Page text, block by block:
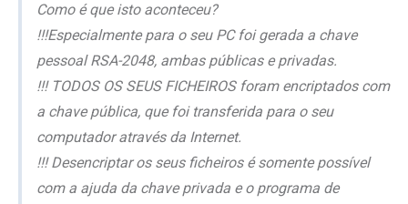
Como é que isto aconteceu?
!!!Especialmente para o seu PC foi gerada a chave
pessoal RSA-2048, ambas públicas e privadas.
!!! TODOS OS SEUS FICHEIROS foram encriptados com
a chave pública, que foi transferida para o seu
computador através da Internet.
!!! Desencriptar os seus ficheiros é somente possível
com a ajuda da chave privada e o programa de